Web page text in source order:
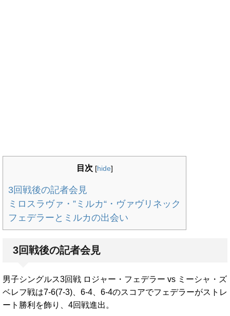
目次 [hide]
3回戦後の記者会見
ミロスラヴァ・”ミルカ“・ヴァヴリネック
フェデラーとミルカの出会い
3回戦後の記者会見
男子シングルス3回戦 ロジャー・フェデラー vs ミーシャ・ズ
ベレフ戦は7-6(7-3)、6-4、6-4のスコアでフェデラーがストレ
ート勝利を飾り、4回戦進出。